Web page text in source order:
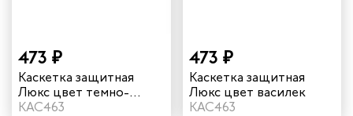
473 ₽
Каскетка защитная
Люкс цвет темно-
синий
КАС463
473 ₽
Каскетка защитная
Люкс цвет василек
КАС463